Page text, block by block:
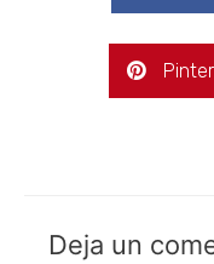
Deja un